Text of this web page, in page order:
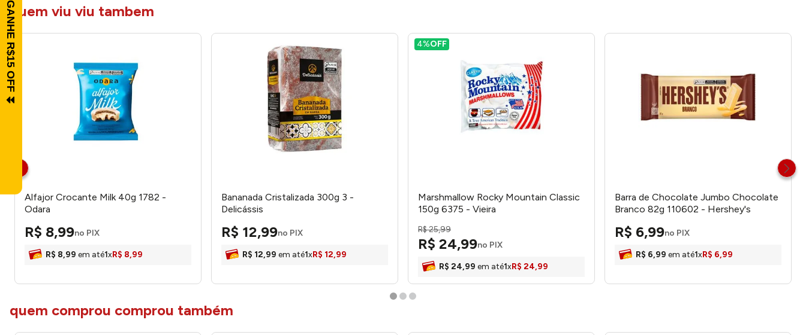
quem viu viu tambem
Alfajor Crocante Milk 40g 1782 -
Odara
R$ 8,99no PIX
R$ 8,99 em até1xR$ 8,99
Bananada Cristalizada 300g 3 -
Delicássis
R$ 12,99no PIX
R$ 12,99 em até1xR$ 12,99
4%OFF
Marshmallow Rocky Mountain Classic
150g 6375 - Vieira
R$25,99
R$ 24,99no PIX
R$ 24,99 em até1xR$ 24,99
Barra de Chocolate Jumbo Chocolate
Branco 82g 110602 - Hershey's
R$ 6,99no PIX
R$ 6,99 em até1xR$ 6,99
quem comprou comprou também